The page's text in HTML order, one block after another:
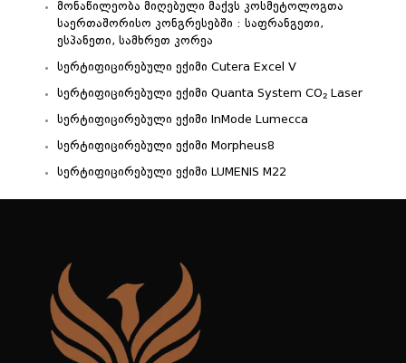
მონაწილეობა მიღებული მაქვს კოსმეტოლოგთა
საერთაშორისო კონგრესებში : საფრანგეთი,
ესპანეთი, სამხრეთ კორეა
სერტიფიცირებული ექიმი Cutera Excel V
სერტიფიცირებული ექიმი Quanta System CO₂ Laser
სერტიფიცირებული ექიმი InMode Lumecca
სერტიფიცირებული ექიმი Morpheus8
სერტიფიცირებული ექიმი LUMENIS M22